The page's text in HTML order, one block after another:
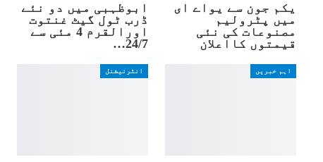
یکم جون سے یواے ای
میں پٹرولیم
مصنوعات کی نئی
قیمتوں کااعلان
ابوظہبی میں دو نئے
ڈرب ٹول گیٹ غنتوت
اورالقرم 4 مئی سے
24/7…
اہم خبریں انٹرنیشنل